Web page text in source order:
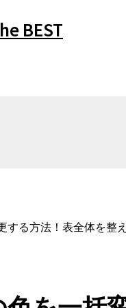
BEST
する方法！表全体を整